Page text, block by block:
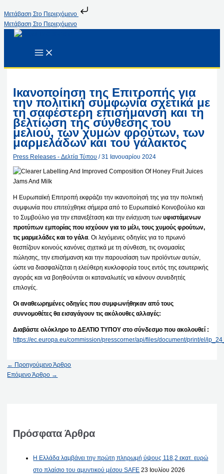
Μετάβαση Στο Περιεχόμενο
Μετάβαση Στο Περιεχόμενο
Ικανοποίηση της Επιτροπής για
την πολιτική συμφωνία σχετικά με
τη σαφέστερη επισήμανση και τη
βελτίωση της σύνθεσης του
μελιού, των χυμών φρούτων, των
μαρμελάδων και του γάλακτος
Press Releases - Δελτία Τύπου /31 Ιανουαρίου 2024
Η Ευρωπαϊκή Επιτροπή εκφράζει την ικανοποίησή της για την πολιτική
συμφωνία που επιτεύχθηκε σήμερα από το Ευρωπαϊκό Κοινοβούλιο και
το Συμβούλιο για την επανεξέταση και την ενίσχυση τωνυφιστάμενων
προτύπων εμπορίας που ισχύουν για το μέλι, τους χυμούς φρούτων,
τις μαρμελάδες και το γάλα. Οι λεγόμενες οδηγίες για το πρωινό
θεσπίζουν κοινούς κανόνες σχετικά με τη σύνθεση, τις ονομασίες
πώλησης, την επισήμανση και την παρουσίαση των προϊόντων αυτών,
ώστε να διασφαλίζεται η ελεύθερη κυκλοφορία τους εντός της εσωτερικής
αγοράς και να βοηθούνται οι καταναλωτές να κάνουν συνειδητές
επιλογές.
Οι αναθεωρημένες οδηγίες που συμφωνήθηκαν από τους
συννομοθέτες θα εισαγάγουν τις ακόλουθες αλλαγές:
Διαβάστε ολόκληρο το ΔΕΛΤΙΟ ΤΥΠΟΥ στο σύνδεσμο που ακολουθεί :
https://ec.europa.eu/commission/presscorner/api/files/document/print/el/
← Προηγούμενο Άρθρο
Επόμενο Άρθρο →
Πρόσφατα Άρθρα
Η Ελλάδα λαμβάνει την πρώτη πληρωμή ύψους 118,2 εκατ. ευρώ
στο πλαίσιο του αμυντικού μέσου SAFE 23 Ιουλίου 2026